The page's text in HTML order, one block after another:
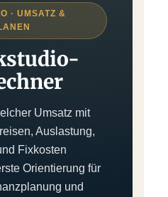
· UMSATZ &
Umsatz mit
Auslastung,
Fixkosten
Orientierung für
und